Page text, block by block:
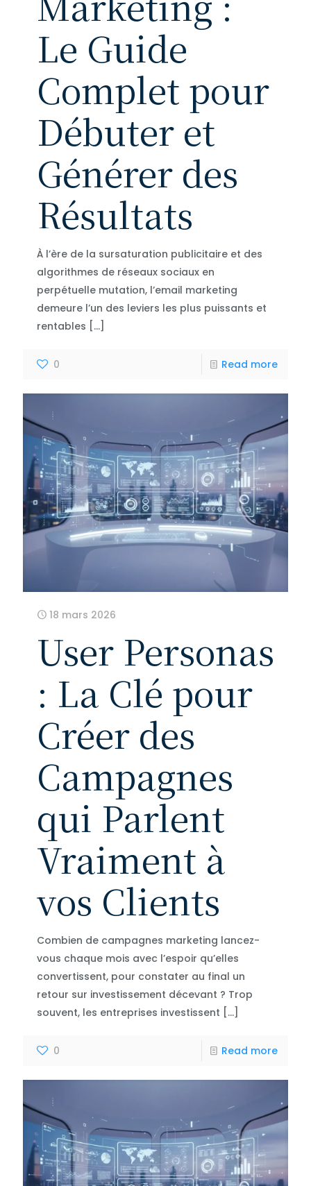
Le Guide
Complet pour
Débuter et
Générer des
Résultats
À l’ère de la sursaturation publicitaire et des
algorithmes de réseaux sociaux en
perpétuelle mutation, l’email marketing
demeure l’un des leviers les plus puissants et
rentables […]
0 Read more
18 mars 2026
User Personas
: La Clé pour
Créer des
Campagnes
qui Parlent
Vraiment à
vos Clients
Combien de campagnes marketing lancez-
vous chaque mois avec l’espoir qu’elles
convertissent, pour constater au final un
retour sur investissement décevant ? Trop
souvent, les entreprises investissent […]
0 Read more